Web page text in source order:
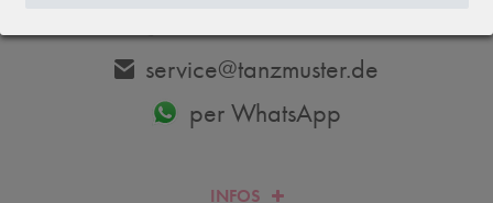
INFOS
service@tanzmuster.de
per WhatsApp